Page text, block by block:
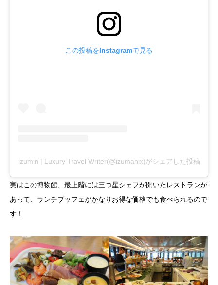
この投稿をInstagramで見る
izumin | Luxury Travel Writer(@izumanix)がシェアした投稿
実はこの博物館、最上階には三つ星シェフが開いたレストランが
あって、ランチブッフェがかなりお得な価格でも食べられるので
す！